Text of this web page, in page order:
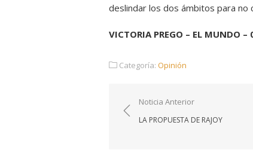
deslindar los dos ámbitos para no
VICTORIA PREGO – EL MUNDO
Categoría: Opinión
Navegación
de
Noticia Anterior
LA PROPUESTA DE RAJOY